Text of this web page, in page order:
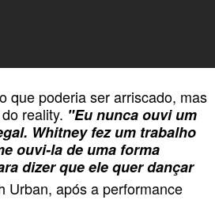
que poderia ser arriscado, mas
reality. "Eu nunca ouvi um
Whitney fez um trabalho
ouvi-la de uma forma
dizer que ele quer dançar
Urban, após a performance